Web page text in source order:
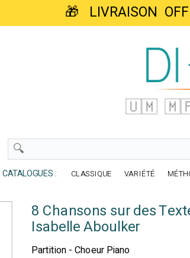
🎁 LIVRAISON
🇺🇲
CATALOGUES : CLASSIQUE VARIÉTÉ
8 Chansons sur des
Isabelle Aboulker
Partition - Choeur Piano